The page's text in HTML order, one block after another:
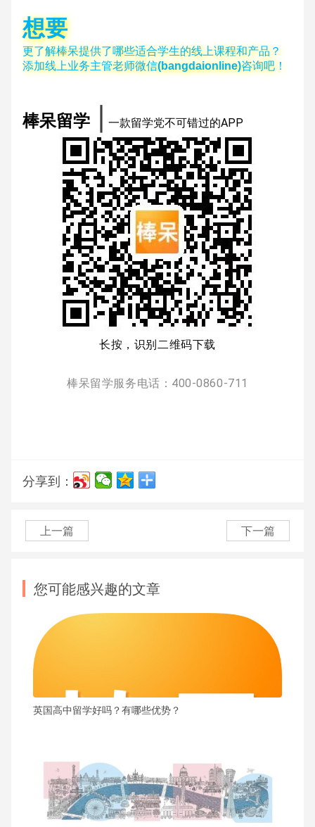
想要
更了解棒呆提供了哪些适合学生的线上课程和产品？
添加线上业务主管老师微信(bangdaionline)咨询吧！
棒呆留学 ∣ 一款留学党不可错过的APP
长按，识别二维码下载
棒呆留学服务电话：400-0860-711
分享到：
上一篇 下一篇
您可能感兴趣的文章
英国高中留学好吗？有哪些优势？